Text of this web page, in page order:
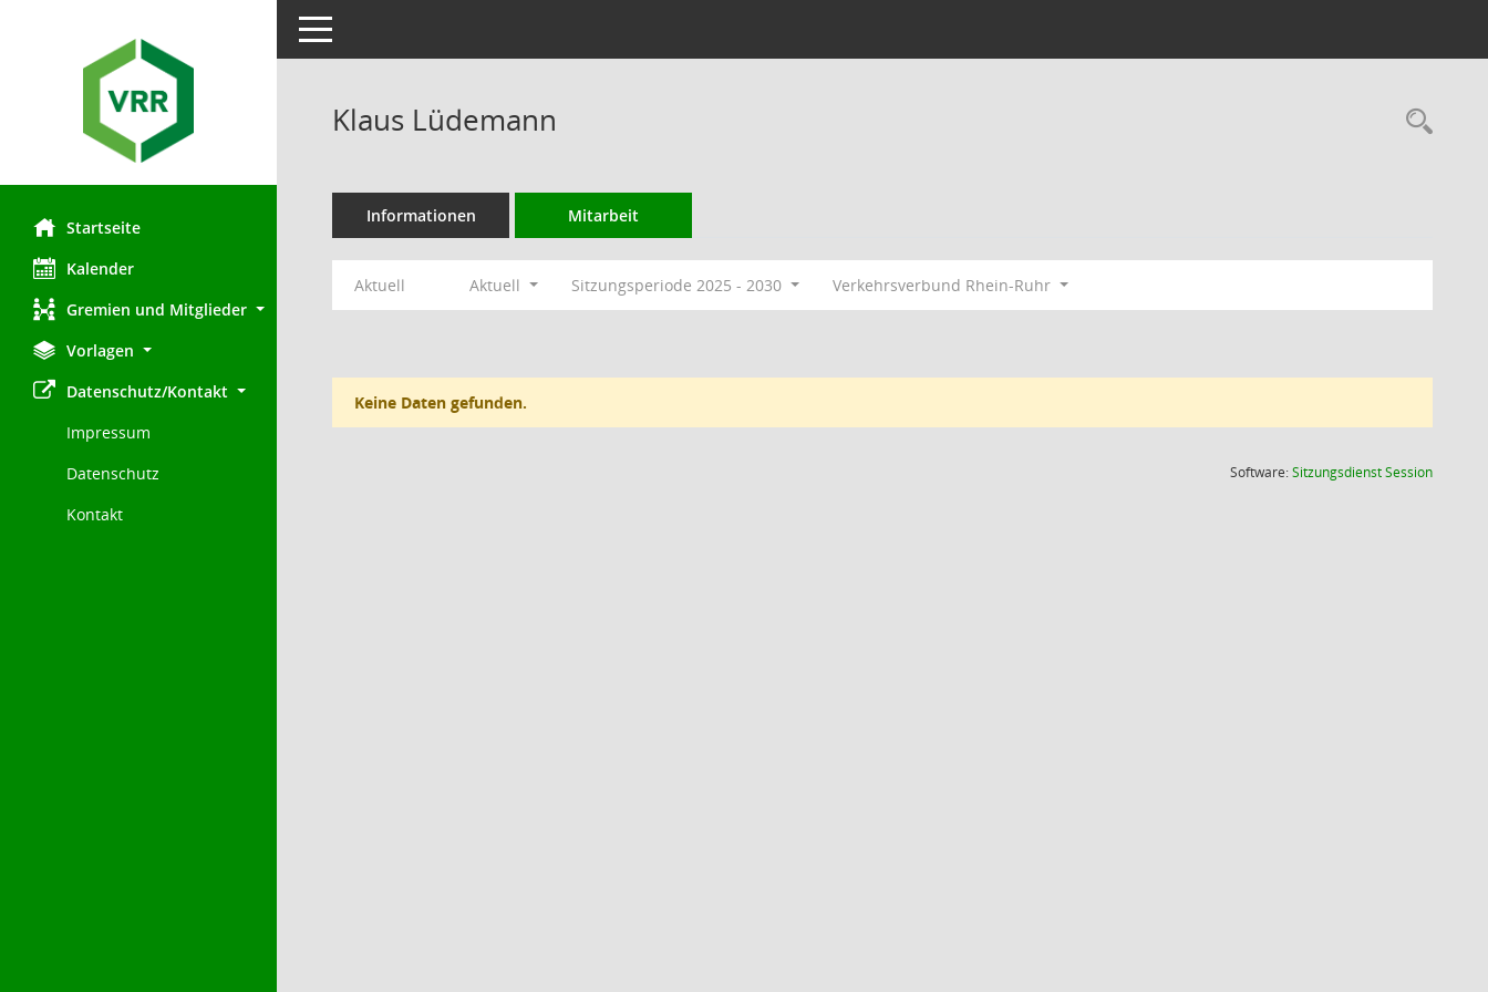
Startseite
Kalender
Gremien und Mitglieder
Vorlagen
Datenschutz/Kontakt
Impressum
Datenschutz
Kontakt
Toggle navigation
Klaus Lüdemann
Informationen Mitarbeit
Aktuell Aktuell Sitzungsperiode 2025 - 2030 Verkehrsverbund Rhein-Ruhr
Keine Daten gefunden.
Software:SitzungsdienstSession(Wird in